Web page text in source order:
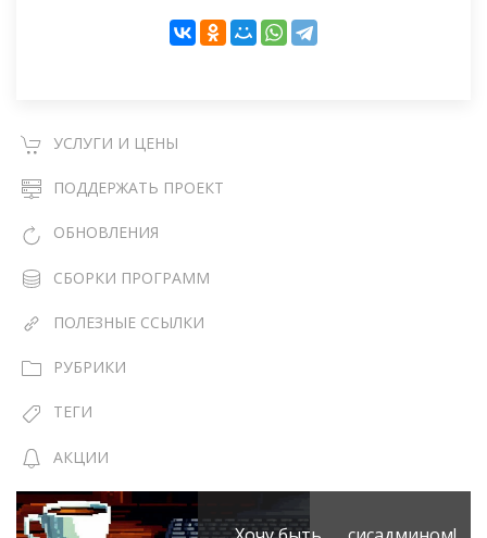
УСЛУГИ И ЦЕНЫ
ПОДДЕРЖАТЬ ПРОЕКТ
ОБНОВЛЕНИЯ
СБОРКИ ПРОГРАММ
ПОЛЕЗНЫЕ ССЫЛКИ
РУБРИКИ
ТЕГИ
АКЦИИ